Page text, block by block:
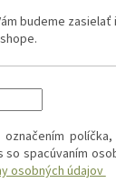
budeme
označením
so spacúvaním
osobných údajov